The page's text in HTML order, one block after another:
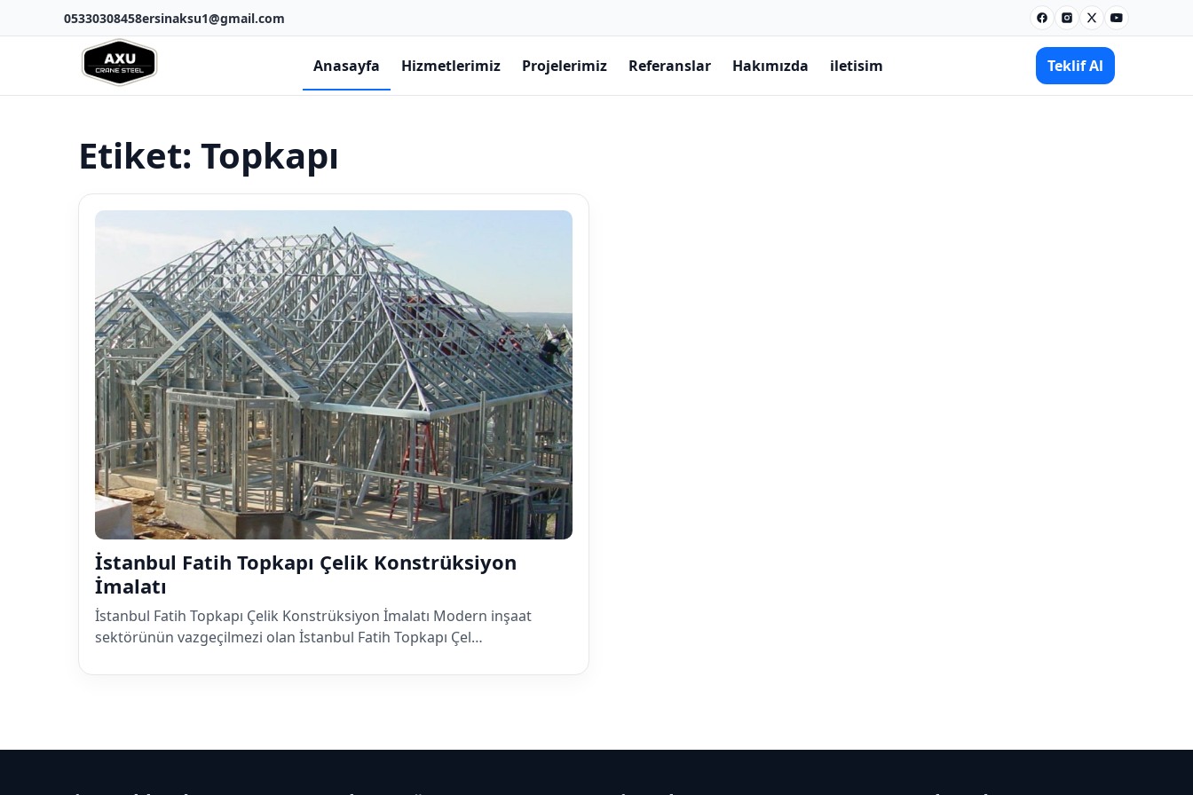
05330308458ersinaksu1@gmail.com Facebook
Instagram
X Youtube
Anasayfa Hizmetlerimiz Projelerimiz Referanslar Hakımızda iletisim Teklif Al
Etiket: Topkapı
İstanbul Fatih Topkapı Çelik Konstrüksiyon
İmalatı
İstanbul Fatih Topkapı Çelik Konstrüksiyon İmalatı Modern inşaat
sektörünün vazgeçilmezi olan İstanbul Fatih Topkapı Çel…